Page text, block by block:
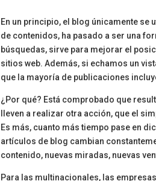
En un principio, el blog únicamente
de contenidos, ha pasado a ser una
búsquedas, sirve para mejorar el
sitios web. Además, si echamos un
que la mayoría de publicaciones
¿Por qué? Está comprobado que
lleven a realizar otra acción, que el
Es más, cuanto más tiempo pase en
artículos de blog cambian
contenido, nuevas miradas, nuevas
Para las multinacionales, las